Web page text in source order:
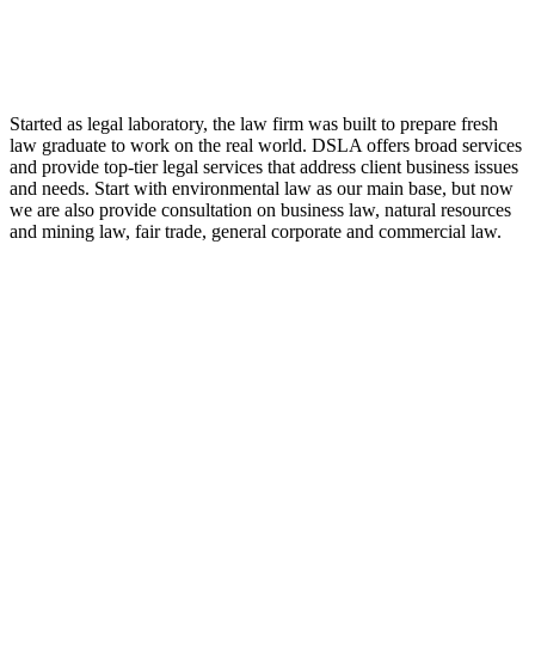
Started as legal laboratory, the law firm was built to prepare fresh
law graduate to work on the real world. DSLA offers broad services
and provide top-tier legal services that address client business issues
and needs. Start with environmental law as our main base, but now
we are also provide consultation on business law, natural resources
and mining law, fair trade, general corporate and commercial law.